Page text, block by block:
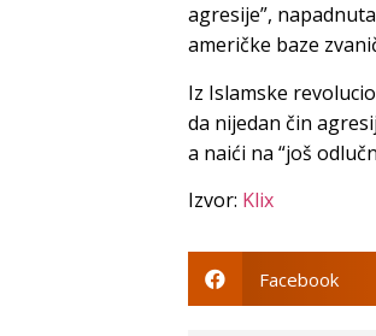
agresije”,
američke baze
Iz Islamske
da nijedan čin
a naići na “još
Izvor: Klix
Facebook